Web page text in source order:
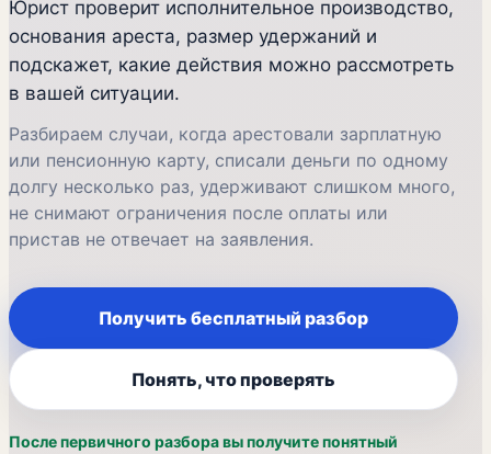
Юрист проверит исполнительное производство,
основания ареста, размер удержаний и
подскажет, какие действия можно рассмотреть
в вашей ситуации.
Разбираем случаи, когда арестовали зарплатную
или пенсионную карту, списали деньги по одному
долгу несколько раз, удерживают слишком много,
не снимают ограничения после оплаты или
пристав не отвечает на заявления.
Получить бесплатный разбор
Понять, что проверять
После первичного разбора вы получите понятный